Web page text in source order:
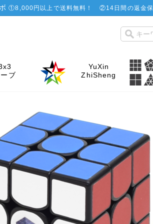
①8,000円以上で送料無料！ ②14日間の返金
ブ
YuXin
ZhiSheng